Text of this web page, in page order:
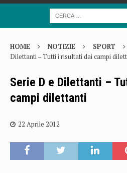
HOME NOTIZIE SPORT
Dilettanti – Tutti i risultati dai campi
Serie D e Dilettanti –
campi dilettanti
22 Aprile 2012